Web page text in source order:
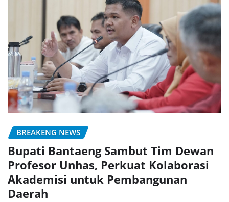
BREAKENG NEWS
Bupati Bantaeng Sambut Tim Dewan
Profesor Unhas, Perkuat Kolaborasi
Akademisi untuk Pembangunan
Daerah